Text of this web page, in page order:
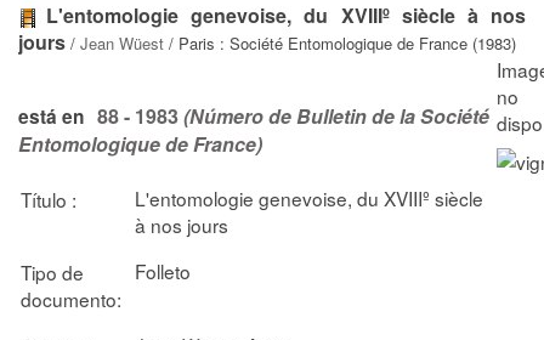
L'entomologie genevoise, du XVIIIº siècle à nos
jours / Jean Wüest / Paris : Société Entomologique de France (1983)
está en 88 - 1983(Número de Bulletin de la Société
Entomologique de France)
Título :
L'entomologie genevoise, du XVIIIº siècle
à nos jours
Tipo de
documento:
Folleto